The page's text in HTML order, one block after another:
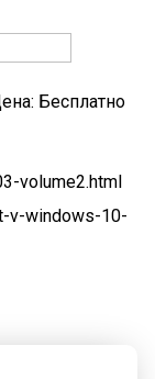
Бесплатно
volume2.html
v-windows-10-